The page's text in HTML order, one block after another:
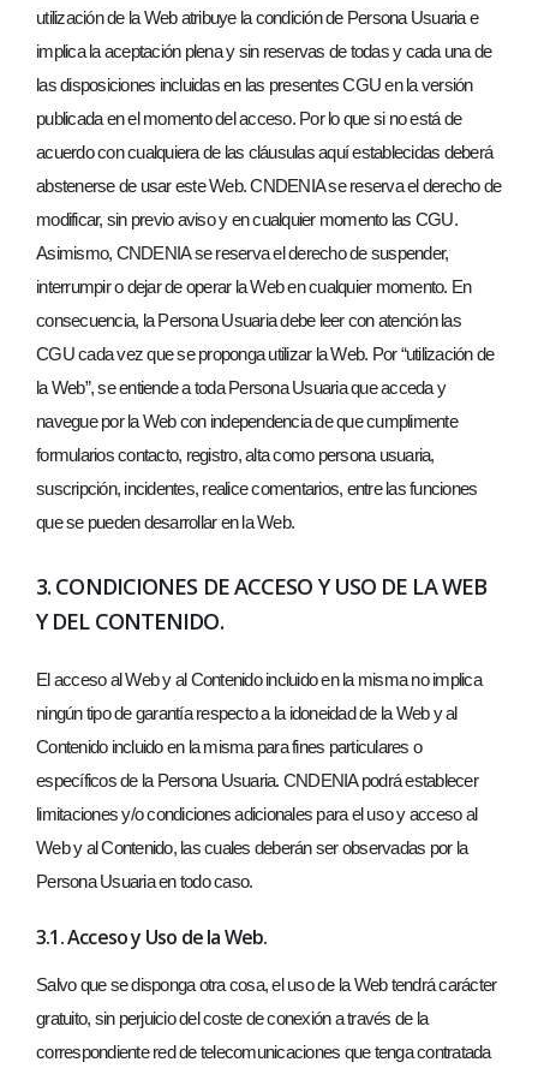
utilización de la Web atribuye la condición de Persona Usuaria e
implica la aceptación plena y sin reservas de todas y cada una de
las disposiciones incluidas en las presentes CGU en la versión
publicada en el momento del acceso. Por lo que si no está de
acuerdo con cualquiera de las cláusulas aquí establecidas deberá
abstenerse de usar este Web. CNDENIA se reserva el derecho de
modificar, sin previo aviso y en cualquier momento las CGU.
Asimismo, CNDENIA se reserva el derecho de suspender,
interrumpir o dejar de operar la Web en cualquier momento. En
consecuencia, la Persona Usuaria debe leer con atención las
CGU cada vez que se proponga utilizar la Web. Por “utilización de
la Web”, se entiende a toda Persona Usuaria que acceda y
navegue por la Web con independencia de que cumplimente
formularios contacto, registro, alta como persona usuaria,
suscripción, incidentes, realice comentarios, entre las funciones
que se pueden desarrollar en la Web.
3. CONDICIONES DE ACCESO Y USO DE LA WEB
Y DEL CONTENIDO.
El acceso al Web y al Contenido incluido en la misma no implica
ningún tipo de garantía respecto a la idoneidad de la Web y al
Contenido incluido en la misma para fines particulares o
específicos de la Persona Usuaria. CNDENIA podrá establecer
limitaciones y/o condiciones adicionales para el uso y acceso al
Web y al Contenido, las cuales deberán ser observadas por la
Persona Usuaria en todo caso.
3.1. Acceso y Uso de la Web.
Salvo que se disponga otra cosa, el uso de la Web tendrá carácter
gratuito, sin perjuicio del coste de conexión a través de la
correspondiente red de telecomunicaciones que tenga contratada